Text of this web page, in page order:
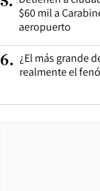
$60 mil a
aeropuerto
6. ¿El más grande
realmente el